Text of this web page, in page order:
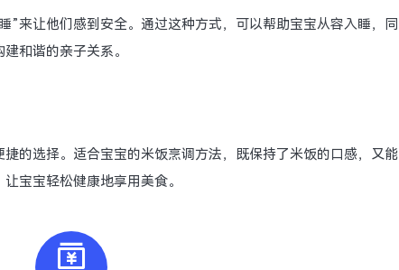
”来让他们感到安全。通过这种方式，可以帮助宝宝从容入睡，同
和谐的亲子关系。
的选择。适合宝宝的米饭烹调方法，既保持了米饭的口感，又能
宝宝轻松健康地享用美食。